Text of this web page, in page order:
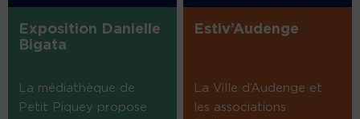
Exposition Danielle
Bigata
La médiathèque de
Petit Piquey propose
Estiv’Audenge
La Ville d’Audenge et
les associations